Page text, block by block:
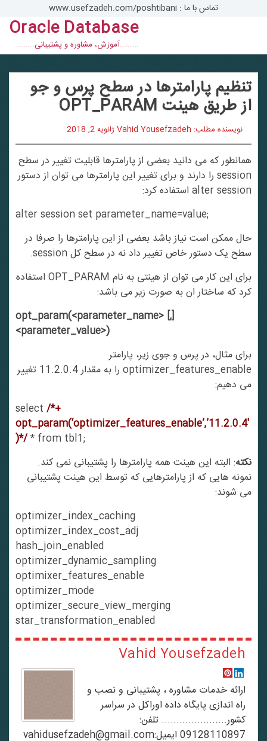
تماس با ما : www.usefzadeh.com/poshtibani
Oracle Database
……….آموزش، مشاوره و پشتیبانی……….
تنظیم پارامترها در سطح پرس و جو
از طریق هینت OPT_PARAM
نویسنده مطلب: Vahid Yousefzadeh ژانویه 2, 2018
همانطور که می دانید بعضی از پارامترها قابلیت تغییر در سطح
session را دارند و برای تغییر این پارامترها می توان از دستور
alter session استفاده کرد:
alter session set parameter_name=value;
حال ممکن است نیاز باشد بعضی از این پارامترها را صرفا در
سطح یک دستور خاص تغییر داد نه در سطح کل session.
برای این کار می توان از هینتی به نام OPT_PARAM استفاده
کرد که ساختار ان به صورت زیر می باشد:
opt_param(<parameter_name> [,]
<parameter_value>)
برای مثال، در پرس و جوی زیر، پارامتر
optimizer_features_enable را به مقدار 11.2.0.4 تغییر
می دهیم:
select
opt_param(‘optimizer_features_enable’,’11.2.0.4′
)*/* from tbl1;
نکته: البته این هینت همه پارامترها را پشتیبانی نمی کند.
نمونه هایی که از پارامترهایی که توسط این هینت پشتیبانی
می شوند:
optimizer_index_caching
optimizer_index_cost_adj
hash_join_enabled
optimizer_dynamic_sampling
optimixer_features_enable
optimizer_mode
optimizer_secure_view_merging
star_transformation_enabled
Vahid Yousefzadeh
ارائه خدمات مشاوره ، پشتیبانی و نصب و
راه اندازی پایگاه داده اوراکل در سراسر
کشور...................... تلفن:
09128110897 ایمیل:vahidusefzadeh@gmail.com